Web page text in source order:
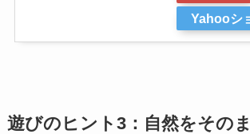
Yahooシ
遊びのヒント3：自然をその